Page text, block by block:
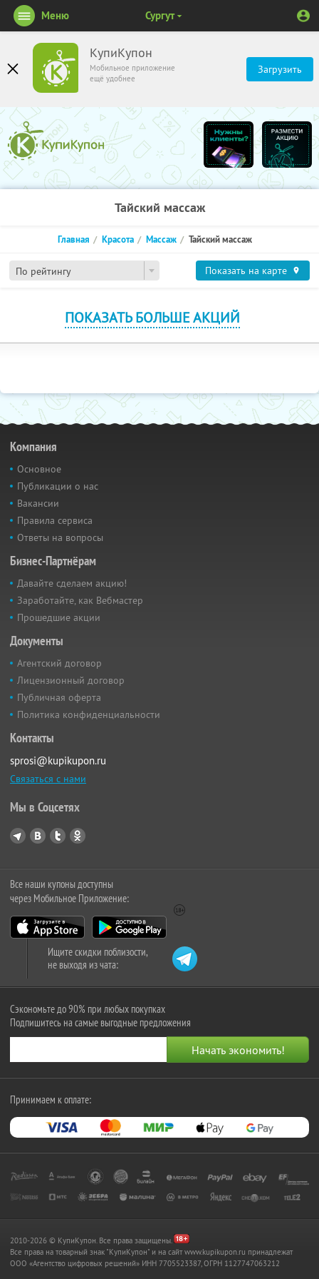
КупиКупон
Мобильное приложение
ещё удобнее
Загрузить
Меню Сургут
Тайский массаж
По рейтингу
Главная Красота Массаж Тайский массаж
Показать на карте
ПОКАЗАТЬ БОЛЬШЕ АКЦИЙ
Компания
Основное
Публикации о нас
Вакансии
Правила сервиса
Ответы на вопросы
Бизнес-Партнёрам
Давайте сделаем акцию!
Заработайте, как Вебмастер
Прошедшие акции
Документы
Агентский договор
Лицензионный договор
Публичная оферта
Политика конфиденциальности
Контакты
sprosi@kupikupon.ru
Связаться с нами
Мы в Соцсетях
Все наши купоны доступны
через Мобильное Приложение:
Ищите скидки поблизости,
не выходя из чата:
Сэкономьте до 90% при любых покупках
Подпишитесь на самые выгодные предложения
Принимаем к оплате:
2010-2026 © КупиКупон. Все права защищены.
Все права на товарный знак "КупиКупон" и на сайт www.kupikupon.ru принадлежат
OOO «Агентство цифровых решений» ИНН 7705523387, ОГРН 1127747063212